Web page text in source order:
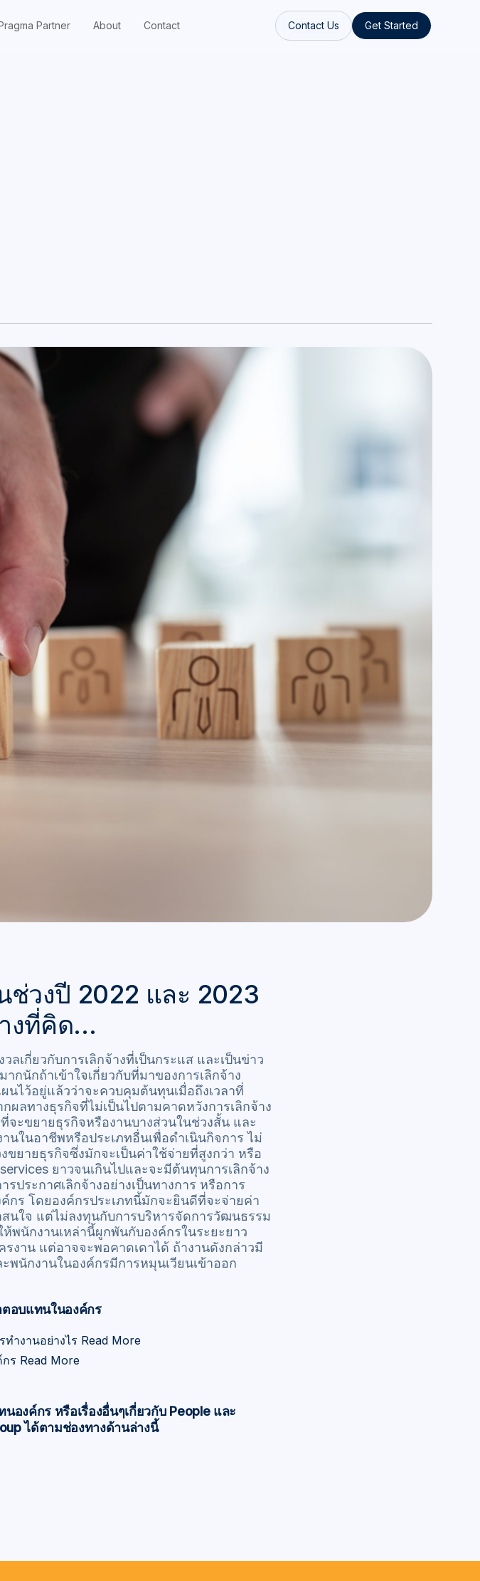
Partner About Contact Contact Us Get Started
ช่วงปี 2022 และ 2023
งที่คิด…
เกี่ยวกับการเลิกจ้างที่เป็นกระแส และเป็นข่าว
กนักถ้าเข้าใจเกี่ยวกับที่มาของการเลิกจ้าง
นไว้อยู่แล้วว่าจะควบคุมต้นทุนเมื่อถึงเวลาที่
ผลทางธุรกิจที่ไม่เป็นไปตามคาดหวังการเลิกจ้าง
จะขยายธุรกิจหรืองานบางส่วนในช่วงสั้น และ
นในอาชีพหรือประเภทอื่นเพื่อดำเนินกิจการ ไม่
ยายธุรกิจซึ่งมักจะเป็นค่าใช้จ่ายที่สูงกว่า หรือ
ยาวจนเกินไปและจะมีต้นทุนการเลิกจ้าง
ประกาศเลิกจ้างอย่างเป็นทางการ หรือการ
กร โดยองค์กรประเภทนี้มักจะยินดีที่จะจ่ายค่า
นใจ แต่ไม่ลงทุนกับการบริหารจัดการวัฒนธรรม
พนักงานเหล่านี้ผูกพันกับองค์กรในระยะยาว
งาน แต่อาจจะพอคาดเดาได้ ถ้างานดังกล่าวมี
พนักงานในองค์กรมีการหมุนเวียนเข้าออก
ตอบแทนในองค์กร
ำงานอย่างไร Read More
ร Read More
องค์กร หรือเรื่องอื่นๆเกี่ยวกับ People และ
ได้ตามช่องทางด้านล่างนี้